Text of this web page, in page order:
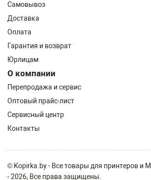
Самовывоз
Доставка
Оплата
Гарантия и возврат
Юрлицам
О компании
Перепродажа и сервис
Оптовый прайс-лист
Сервисный центр
Контакты
© Kopirka.by - Все товары для принтеров и
- 2026, Все права защищены.